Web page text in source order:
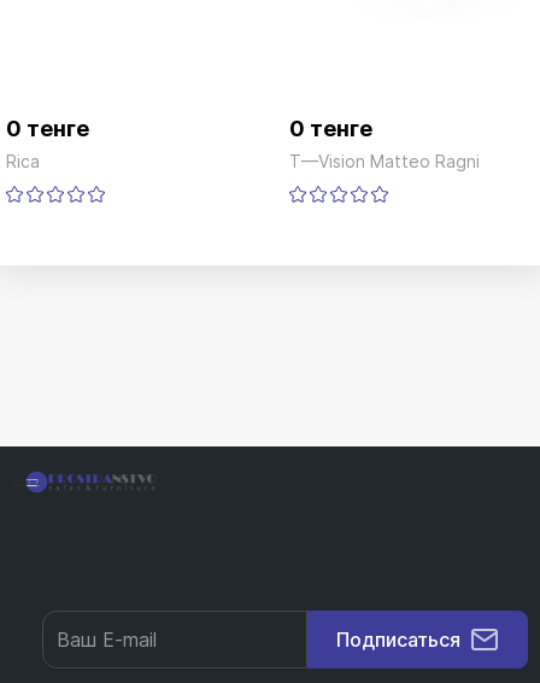
0 тенге
Rica
0 тенге
T—Vision Matteo Ragni
Подписаться